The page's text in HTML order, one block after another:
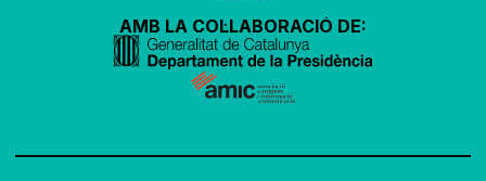
AMB LA COL·LABORACIÓ DE: